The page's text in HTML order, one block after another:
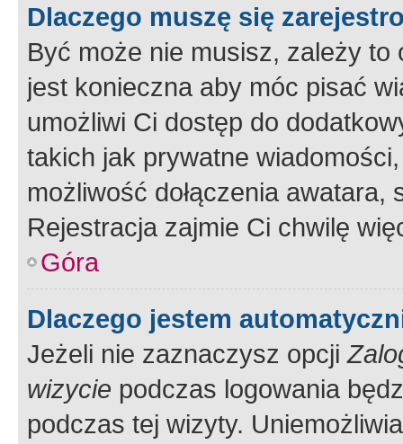
Dlaczego muszę się
Być może nie musisz, zależy
jest konieczna aby móc pisać
umożliwi Ci dostęp do
takich jak prywatne
możliwość dołączenia
Rejestracja zajmie Ci chwilę
Góra
Dlaczego jestem
Jeżeli nie zaznaczysz opcji
wizycie podczas logowania
podczas tej wizyty.